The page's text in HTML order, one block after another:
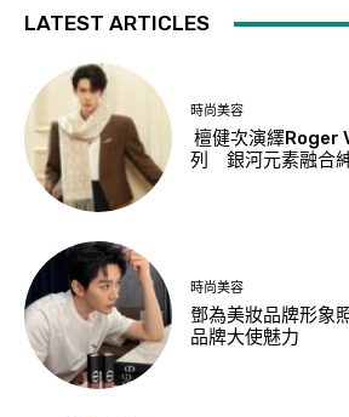
LATEST ARTICLES
時尚美容
檀健次演繹Roger
列 銀河元素融合
時尚美容
鄧為美妝品牌形象
品牌大使魅力